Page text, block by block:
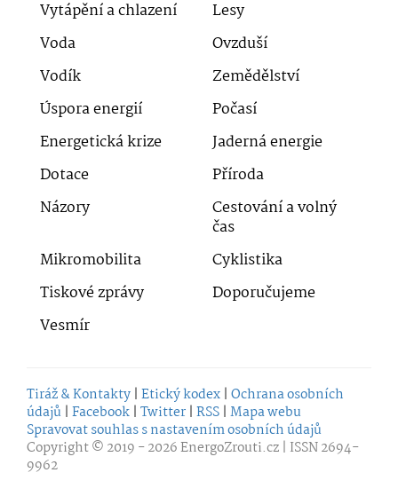
Vytápění a chlazení
Lesy
Voda
Ovzduší
Vodík
Zemědělství
Úspora energií
Počasí
Energetická krize
Jaderná energie
Dotace
Příroda
Názory
Cestování a volný
čas
Mikromobilita
Cyklistika
Tiskové zprávy
Doporučujeme
Vesmír
Tiráž & Kontakty | Etický kodex | Ochrana osobních
údajů | Facebook | Twitter | RSS | Mapa webu
Spravovat souhlas s nastavením osobních údajů
Copyright © 2019 - 2026EnergoZrouti.cz | ISSN 2694-
9962